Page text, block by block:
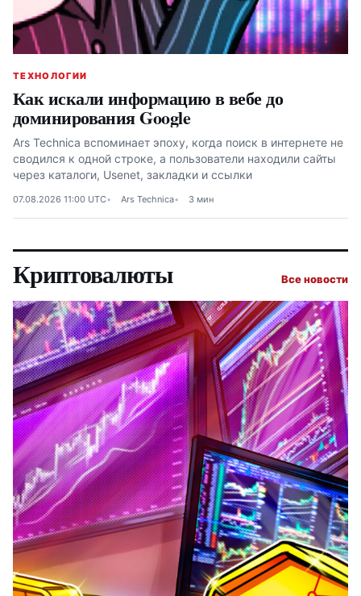
ТЕХНОЛОГИИ
Как искали информацию в вебе до
доминирования Google
Ars Technica вспоминает эпоху, когда поиск в интернете не
сводился к одной строке, а пользователи находили сайты
через каталоги, Usenet, закладки и ссылки
07.08.2026 11:00 UTC Ars Technica 3 мин
Криптовалюты Все новости